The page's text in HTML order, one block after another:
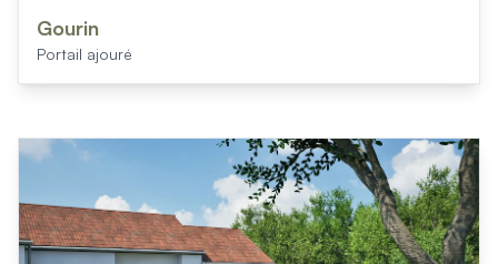
Gourin
Portail ajouré